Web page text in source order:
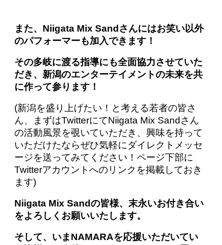
また、Niigata Mix Sandさんにはお笑い以外
のパフォーマーも加入できます！
その多岐に渡る指導にも全面協力させていた
だき、新潟のエンターテイメントの未来を共
に作って参ります！
(新潟を盛り上げたい！と考える若者の皆さ
ん、まずはTwitterにてNiigata Mix Sandさん
の活動風景を覗いていただき、興味を持って
いただけたならぜひ気軽にダイレクトメッセ
ージを送ってみてください！ページ下部に
Twitterアカウントへのリンクを掲載しておき
ます)
Niigata Mix Sandの皆様、末永いお付き合い
をよろしくお願いいたします。
そして、いまNAMARAを応援いただいてい